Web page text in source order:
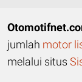
jumlah motor
melalui situs